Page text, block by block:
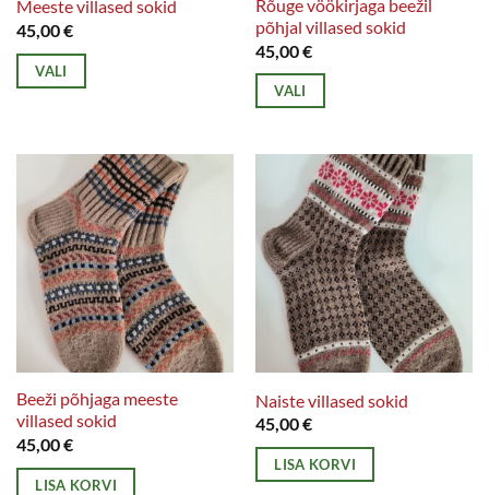
Meeste villased sokid
45,00€
VALI
on
varianti.
Valikuid
saab
teha
tootelehel.
Rõuge vöökirjaga beežil
põhjal villased sokid
45,00€
VALI
varianti.
Valikuid
saab
teha
tootelehel.
Beeži põhjaga meeste
villased sokid
45,00€
LISA KORVI
Naiste villased sokid
45,00€
LISA KORVI